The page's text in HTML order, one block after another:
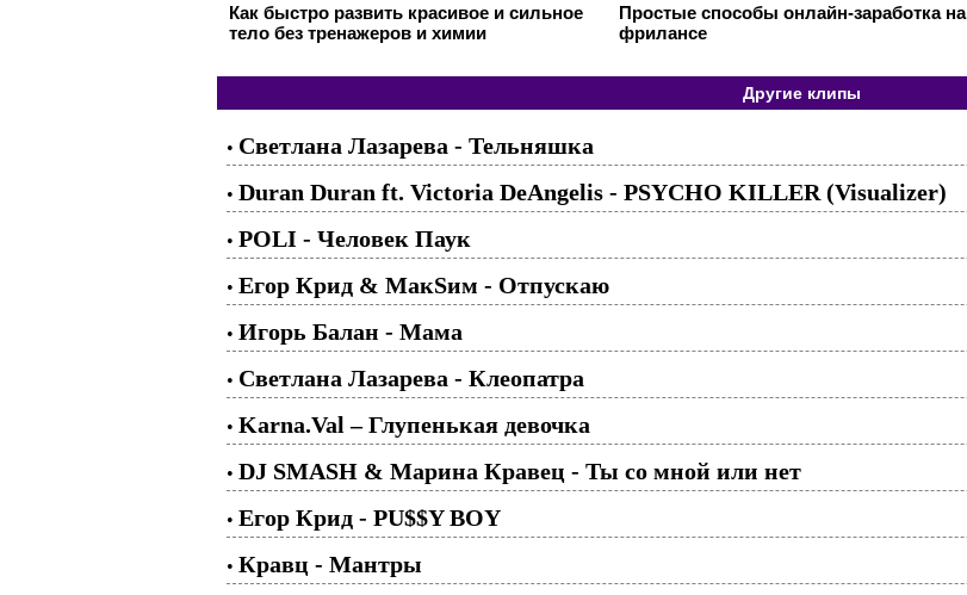
Как быстро развить красивое и сильное
тело без тренажеров и химии
Простые способы онлайн-заработка на
фрилансе
Другие клипы
• Светлана Лазарева - Тельняшка
• Duran Duran ft. Victoria DeAngelis - PSYCHO KILLER (Visualizer)
• POLI - Человек Паук
• Егор Крид & МакSим - Отпускаю
• Игорь Балан - Мама
• Светлана Лазарева - Клеопатра
• Karna.Val – Глупенькая девочка
• DJ SMASH & Марина Кравец - Ты со мной или нет
• Егор Крид - PU$$Y BOY
• Кравц - Мантры